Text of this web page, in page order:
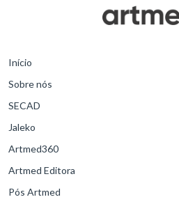
Início
Sobre nós
SECAD
Jaleko
Artmed360
Artmed Editora
Pós Artmed